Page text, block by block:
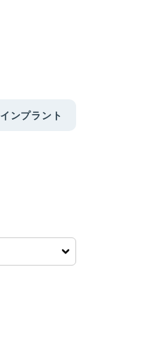
インプラント